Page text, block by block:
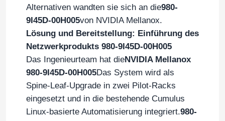
Alternativen wandten sie sich an die980-
9I45D-00H005von NVIDIA Mellanox.
Lösung und Bereitstellung: Einführung des
Netzwerkprodukts 980-9I45D-00H005
Das Ingenieurteam hat dieNVIDIA Mellanox
980-9I45D-00H005Das System wird als
Spine-Leaf-Upgrade in zwei Pilot-Racks
eingesetzt und in die bestehende Cumulus
Linux-basierte Automatisierung integriert.980-